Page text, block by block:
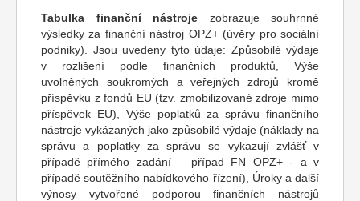
Tabulka finanční nástroje zobrazuje souhrnné
výsledky za finanční nástroj OPZ+ (úvěry pro sociální
podniky). Jsou uvedeny tyto údaje: Způsobilé výdaje
v rozlišení podle finančních produktů, Výše
uvolněných soukromých a veřejných zdrojů kromě
příspěvku z fondů EU (tzv. zmobilizované zdroje mimo
příspěvek EU), Výše poplatků za správu finančního
nástroje vykázaných jako způsobilé výdaje (náklady na
správu a poplatky za správu se vykazují zvlášť v
případě přímého zadání – případ FN OPZ+ - a v
případě soutěžního nabídkového řízení), Úroky a další
výnosy vytvořené podporou finančních nástrojů